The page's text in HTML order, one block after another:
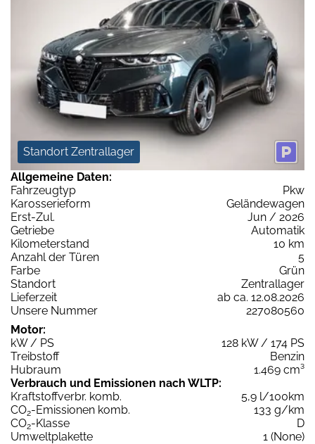
Standort Zentrallager
Allgemeine Daten:
Fahrzeugtyp
Pkw
Karosserieform
Geländewagen
Erst-Zul.
Jun / 2026
Getriebe
Automatik
Kilometerstand
10 km
Anzahl der Türen
5
Farbe
Grün
Standort
Zentrallager
Lieferzeit
ab ca. 12.08.2026
Unsere Nummer
227080560
Motor:
kW / PS
128 kW / 174 PS
Treibstoff
Benzin
Hubraum
1.469 cm³
Verbrauch und Emissionen nach WLTP:
Kraftstoffverbr. komb.
5,9 l/100km
CO2-Emissionen komb.
133 g/km
CO2-Klasse
D
Umweltplakette
1 (None)